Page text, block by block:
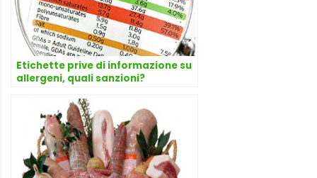
Etichette prive di informazione su
allergeni, quali sanzioni?